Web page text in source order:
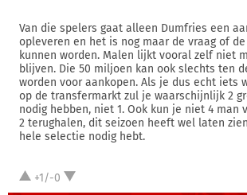
Van die spelers gaat alleen Dumfries een
opleveren en het is nog maar de vraag of
kunnen worden. Malen lijkt vooral zelf niet
blijven. Die 50 miljoen kan ook slechts ten
worden voor aankopen. Als je dus echt iets
op de transfermarkt zul je waarschijnlijk 2
nodig hebben, niet 1. Ook kun je niet 4 man
2 terughalen, dit seizoen heeft wel laten
hele selectie nodig hebt.
+1/-0